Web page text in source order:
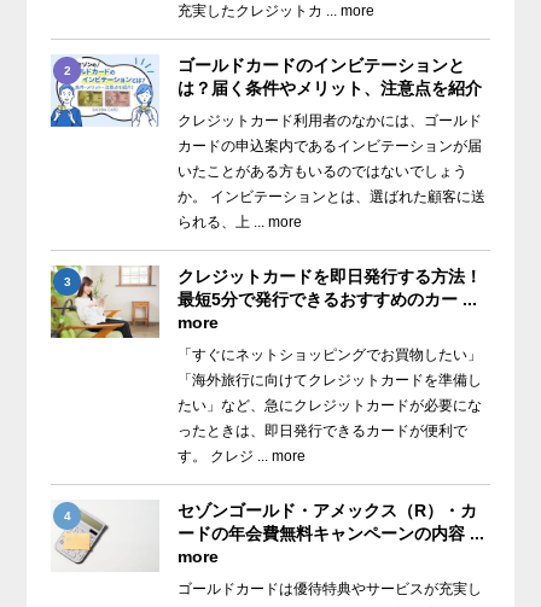
充実したクレジットカ ... more
2
ゴールドカードのインビテーションと
は？届く条件やメリット、注意点を紹介
クレジットカード利用者のなかには、ゴールド
カードの申込案内であるインビテーションが届
いたことがある方もいるのではないでしょう
か。 インビテーションとは、選ばれた顧客に送
られる、上 ... more
3
クレジットカードを即日発行する方法！
最短5分で発行できるおすすめのカー ...
more
「すぐにネットショッピングでお買物したい」
「海外旅行に向けてクレジットカードを準備し
たい」など、急にクレジットカードが必要にな
ったときは、即日発行できるカードが便利で
す。 クレジ ... more
4
セゾンゴールド・アメックス（R）・カ
ードの年会費無料キャンペーンの内容 ...
more
ゴールドカードは優待特典やサービスが充実し